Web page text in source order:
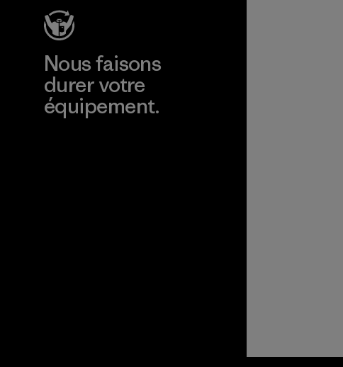
Nous faisons
durer votre
équipement.